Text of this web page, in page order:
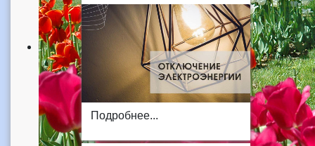
Подробнее...